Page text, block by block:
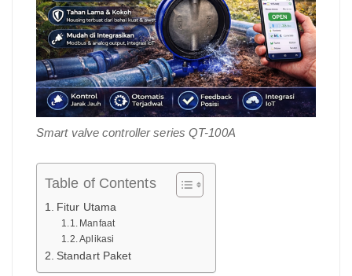
Smart valve controller series QT-100A
Table of Contents
Fitur Utama
Manfaat
Aplikasi
Standart Paket